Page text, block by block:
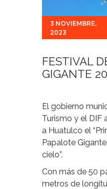
Para ti
Contacto
3 NOVIEMBRE,
2023
FESTIVAL
GIGANTE
El gobierno
Turismo y el DIF
a Huatulco el
Papalote
cielo”.
Con más de 50
metros de